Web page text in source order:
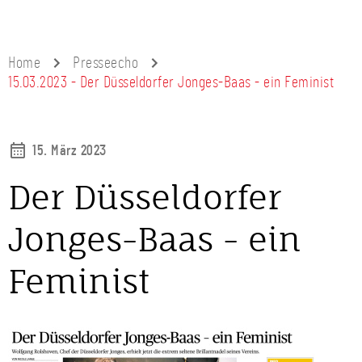
Home
Presseecho
15.03.2023 - Der Düsseldorfer Jonges-Baas - ein Feminist
15. März 2023
Der Düsseldorfer
Jonges-Baas - ein
Feminist